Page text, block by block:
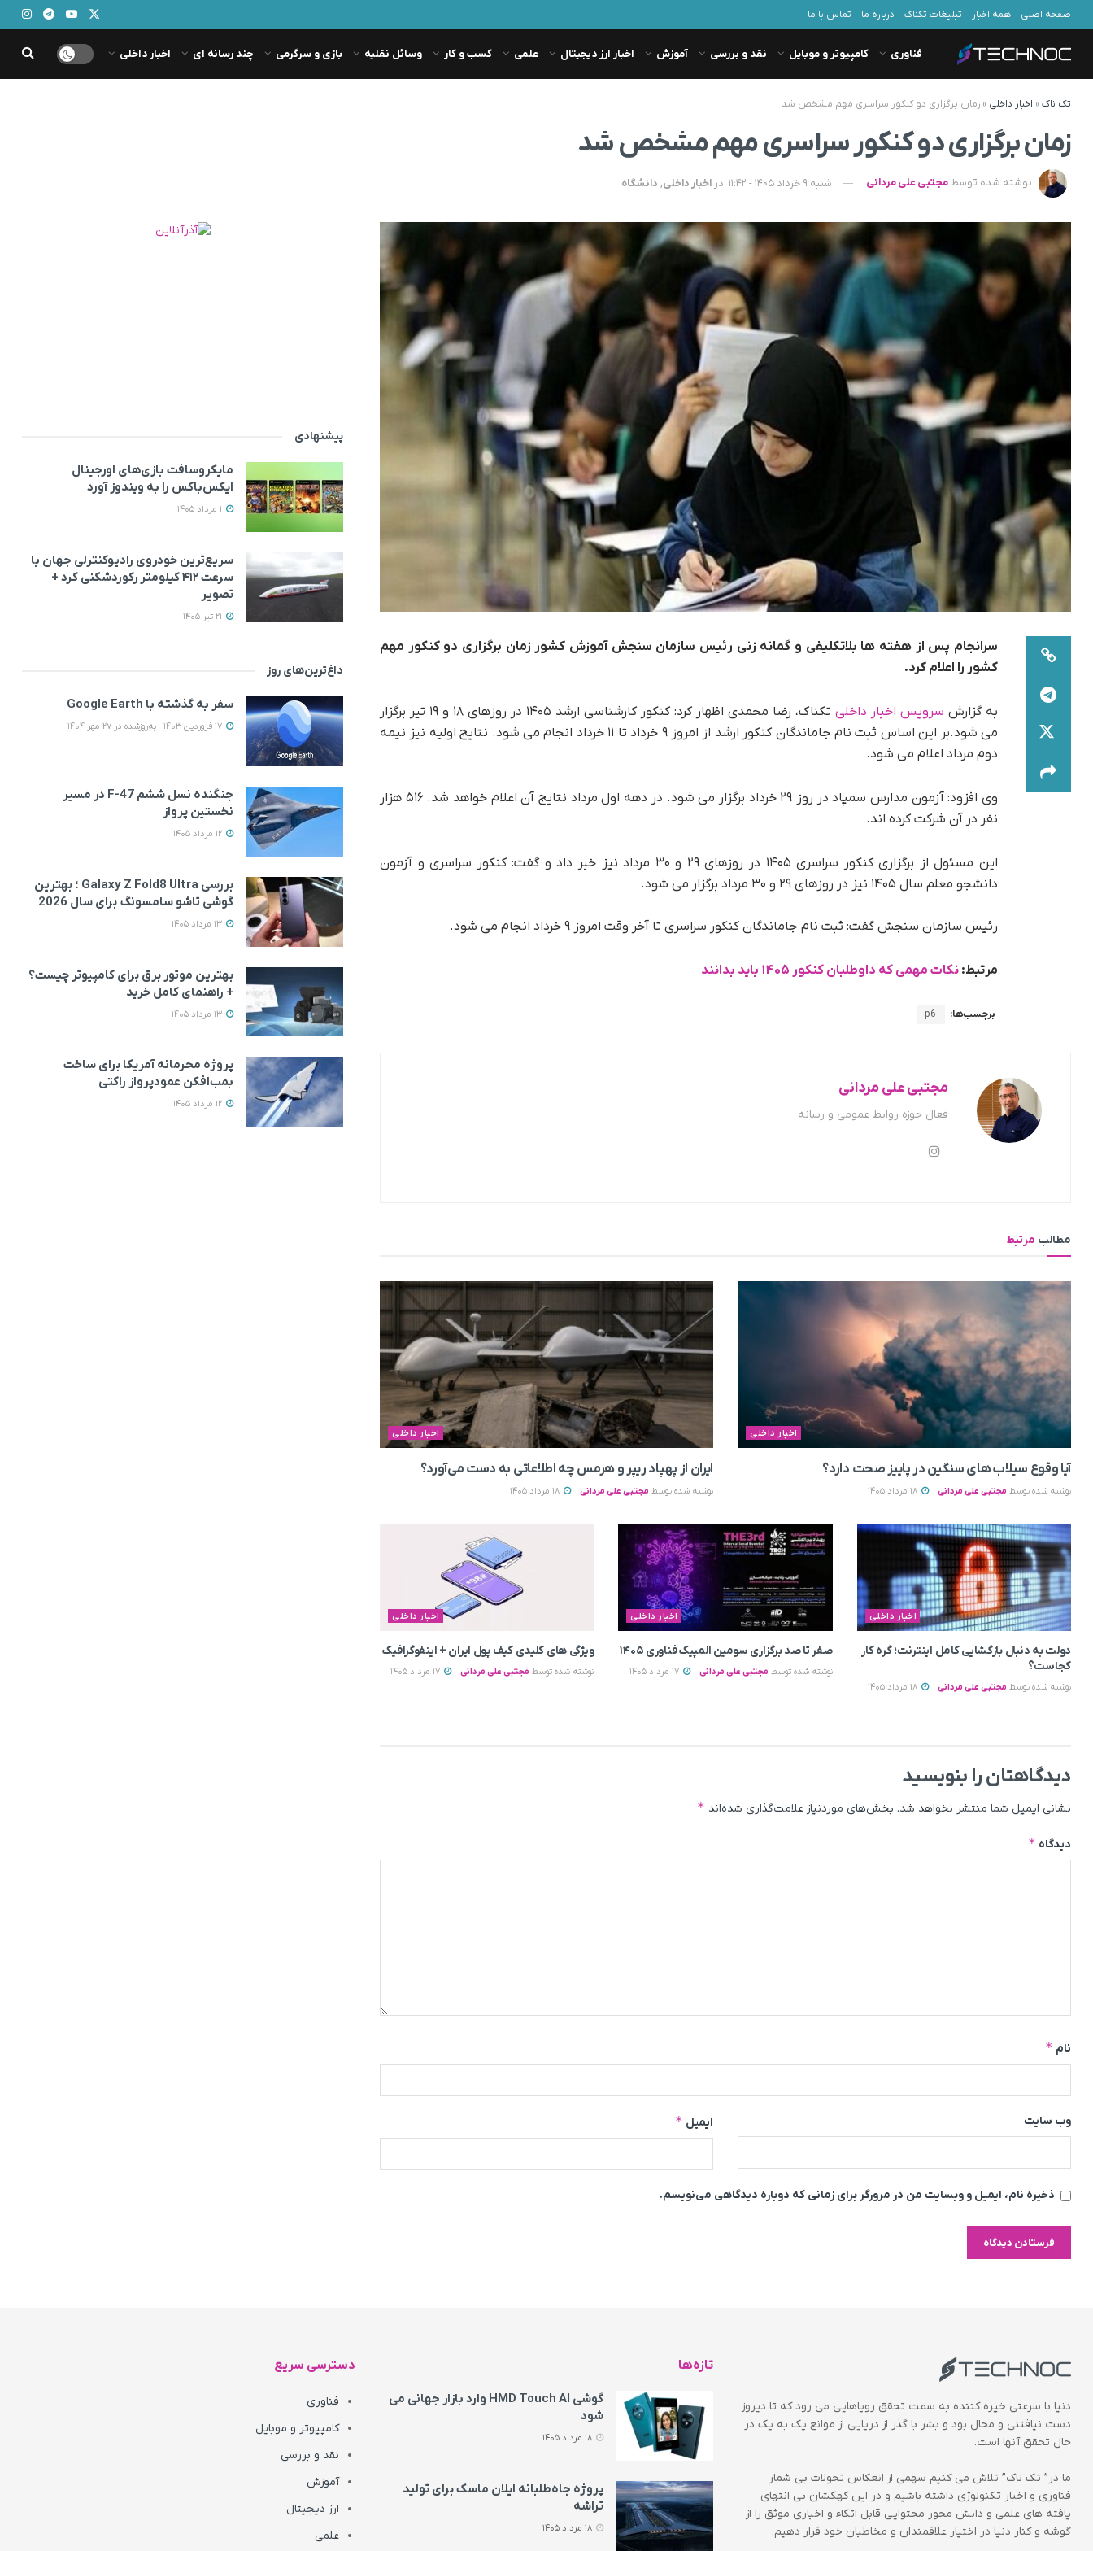
صفحه اصلی همه اخبار تبلیغات تکناک درباره ما تماس با ما
فناوری کامپیوتر و موبایل نقد و بررسی آموزش اخبار ارز دیجیتال علمی کسب و کار وسائل نقلیه بازی و سرگرمی چند رسانه ای اخبار داخلی
تک ناک» اخبار داخلی » زمان برگزاری دو کنکور سراسری مهم مشخص شد
زمان برگزاری دو کنکور سراسری مهم مشخص شد
نوشته شده توسط مجتبی علی مردانی شنبه 9 خرداد 1405 - 11:42 در اخبار داخلی, دانشگاه
سرانجام پس از هفته ها بلاتکلیفی و گمانه زنی رئیس سازمان سنجش آموزش کشور زمان برگزاری دو کنکور مهم
کشور را اعلام کرد.
به گزارش سرویس اخبار داخلی
تکناک، رضا محمدی اظهار کرد: کنکور کارشناسی ارشد ۱۴۰۵ در روزهای ۱۸ و ۱۹ تیر برگزار
می شود.بر این اساس ثبت نام جاماندگان کنکور ارشد از امروز ۹ خرداد تا ۱۱ خرداد انجام می شود. نتایج اولیه نیز نیمه
دوم مرداد اعلام می شود.
وی افزود: آزمون مدارس سمپاد در روز ۲۹ خرداد برگزار می شود. در دهه اول مرداد نتایج آن اعلام خواهد شد. ۵۱۶ هزار
نفر در آن شرکت کرده اند.
این مسئول از برگزاری کنکور سراسری ۱۴۰۵ در روزهای ۲۹ و ۳۰ مرداد نیز خبر داد و گفت: کنکور سراسری و آزمون
دانشجو معلم سال ۱۴۰۵ نیز در روزهای ۲۹ و ۳۰ مرداد برگزار می شود.
رئیس سازمان سنجش گفت: ثبت نام جاماندگان کنکور سراسری تا آخر وقت امروز ۹ خرداد انجام می شود.
مرتبط: نکات مهمی که داوطلبان کنکور ۱۴۰۵ باید بدانند
برچسب‌ها: p6
مجتبی علی مردانی
فعال حوزه روابط عمومی و رسانه
مطالب مرتبط
اخبار داخلی
آیا وقوع سیلاب های سنگین در پاییز صحت دارد؟
نوشته شده توسط مجتبی علی مردانی
اخبار داخلی
ایران از پهپاد ریپر و هرمس چه اطلاعاتی به دست می‌آورد؟
نوشته شده توسط مجتبی علی مردانی
اخبار داخلی
دولت به دنبال بازگشایی کامل اینترنت؛ گره کار
کجاست؟
نوشته شده توسط مجتبی علی مردانی
اخبار داخلی
صفر تا صد برگزاری سومین المپیک فناوری ۱۴۰۵
نوشته شده توسط مجتبی علی مردانی 17 مرداد 1405
اخبار داخلی
ویژگی های کلیدی کیف پول ایران + اینفوگرافیک
نوشته شده توسط مجتبی علی مردانی
دیدگاهتان را بنویسید
نشانی ایمیل شما منتشر نخواهد شد. بخش‌های موردنیاز علامت‌گذاری شده‌اند *
دیدگاه *
نام *
ایمیل * وب‌ سایت
ذخیره نام، ایمیل و وبسایت من در مرورگر برای زمانی که دوباره دیدگاهی می‌نویسم.
پیشنهادی
مایکروسافت بازی‌های اورجینال
ایکس‌باکس را به ویندوز آورد
سریع‌ترین خودروی رادیوکنترلی جهان با
سرعت ۴۱۲ کیلومتر رکوردشکنی کرد +
تصویر
داغ‌ترین‌های روز
سفر به گذشته با Google Earth
جنگنده نسل ششم F-47 در مسیر
نخستین پرواز
بررسی Galaxy Z Fold8 Ultra ؛ بهترین
گوشی تاشو سامسونگ برای سال 2026
بهترین موتور برق برای کامپیوتر چیست؟
+ راهنمای کامل خرید
پروژه محرمانه آمریکا برای ساخت
بمب‌افکن عمودپرواز راکتی
دنیا با سرعتی خیره کننده به سمت تحقق رویاهایی می رود که تا دیروز
دست نیافتنی و محال بود و بشر با گذر از دریایی از موانع یک به یک در
حال تحقق آنها است.
ما در” تک ناک” تلاش می کنیم سهمی از انعکاس تحولات بی شمار
فناوری و اخبار تکنولوژی داشته باشیم و در این کهکشان بی انتهای
یافته های علمی و دانش محور محتوایی قابل اتکاء و اخباری موثق را از
گوشه و کنار دنیا در اختیار علاقمندان و مخاطبان خود قرار دهیم.
تازه‌ها
گوشی HMD Touch AI وارد بازار جهانی می‌
شود
پروژه جاه‌طلبانه ایلان ماسک برای تولید
تراشه
دسترسی سریع
فناوری
کامپیوتر و موبایل
نقد و بررسی
آموزش
ارز دیجیتال
علمی